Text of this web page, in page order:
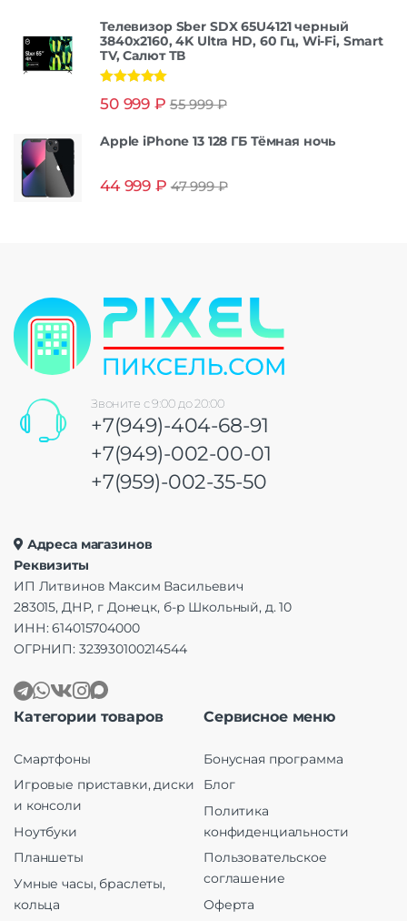
Телевизор Sber SDX 65U4121 черный
3840x2160, 4K Ultra HD, 60 Гц, Wi-Fi, Smart
TV, Салют ТВ
из 5
50 999 ₽ 55 999₽
Apple iPhone 13 128 ГБ Тёмная ночь
44 999 ₽ 47 999₽
Звоните с 9:00 до 20:00
+7(949)-404-68-91
+7(949)-002-00-01
+7(959)-002-35-50
Адреса магазинов
Реквизиты
ИП Литвинов Максим Васильевич
283015, ДНР, г Донецк, б-р Школьный, д. 10
ИНН: 614015704000
ОГРНИП: 323930100214544
Категории товаров
Смартфоны
Игровые приставки, диски
и консоли
Ноутбуки
Планшеты
Умные часы, браслеты,
кольца
Сервисное меню
Бонусная программа
Блог
Политика
конфиденциальности
Пользовательское
соглашение
Оферта